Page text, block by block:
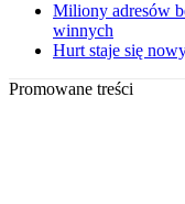
Miliony adresów
winnych
Hurt staje się
Promowane treści